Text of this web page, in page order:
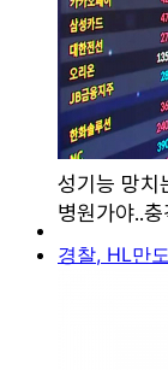
경찰, HL만